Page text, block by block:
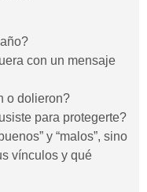
con un mensaje
o dolieron?
para protegerte?
y “malos”, sino
vínculos y qué